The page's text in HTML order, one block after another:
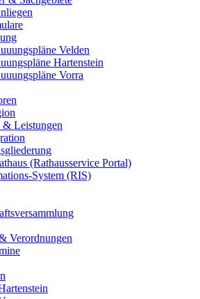
Velden
Hartenstein
Vorra
Leistungen
(Rathausservice Portal)
System (RIS)
Verordnungen